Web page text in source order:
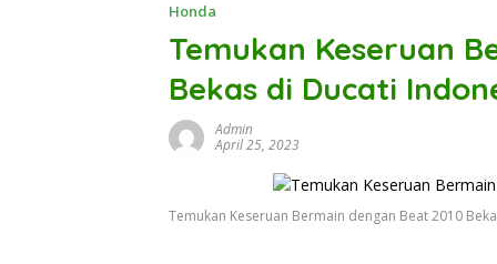
Honda
Temukan Keseruan
Bekas di Ducati
Admin
April 25, 2023
Temukan Keseruan Bermain dengan Beat 2010